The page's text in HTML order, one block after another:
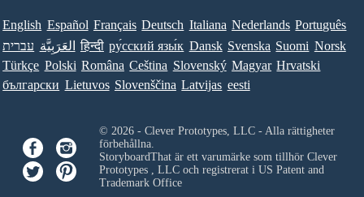
English Español Français Deutsch Italiana Nederlands Português
עברית العَرَبِيَّة हिन्दी ру́сский язы́к Dansk Svenska Suomi Norsk
Türkçe Polski Româna Ceština Slovenský Magyar Hrvatski
български Lietuvos Slovenščina Latvijas eesti
© 2026 - Clever Prototypes, LLC - Alla rättigheter
förbehållna.
StoryboardThat är ett varumärke som tillhör Clever
Prototypes , LLCoch registrerat i US Patent and
Trademark Office